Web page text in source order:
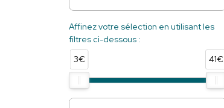
Affinez votre sélection en utilisant les
filtres ci-dessous :
3€
41€